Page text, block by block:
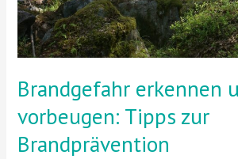
Brandgefahr erkennen
vorbeugen: Tipps zur
Brandprävention